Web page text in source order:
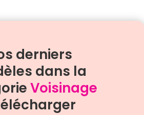
derniers
dans la
Voisinage